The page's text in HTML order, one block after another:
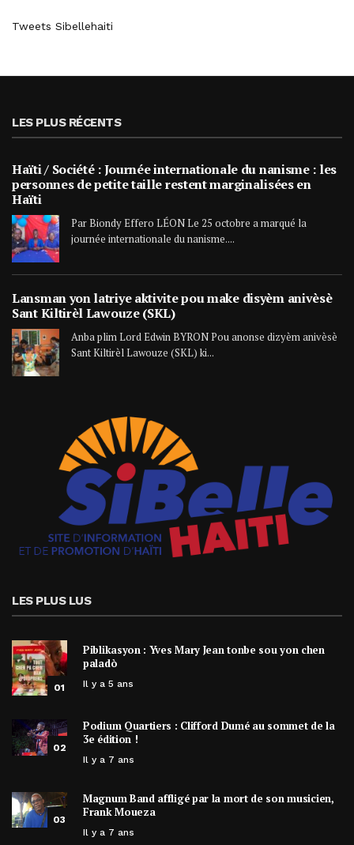
Tweets Sibellehaiti
LES PLUS RÉCENTS
Haïti / Société : Journée internationale du nanisme : les
personnes de petite taille restent marginalisées en
Haïti
Par Biondy Effero LÉON Le 25 octobre a marqué la
journée internationale du nanisme....
Lansman yon latriye aktivite pou make disyèm anivèsè
Sant Kiltirèl Lawouze (SKL)
Anba plim Lord Edwin BYRON Pou anonse dizyèm anivèsè
Sant Kiltirèl Lawouze (SKL) ki...
LES PLUS LUS
01
Piblikasyon : Yves Mary Jean tonbe sou yon chen
paladò
Il y a 5 ans
02
Podium Quartiers : Clifford Dumé au sommet de la
3e édition !
Il y a 7 ans
03
Magnum Band affligé par la mort de son musicien,
Frank Moueza
Il y a 7 ans